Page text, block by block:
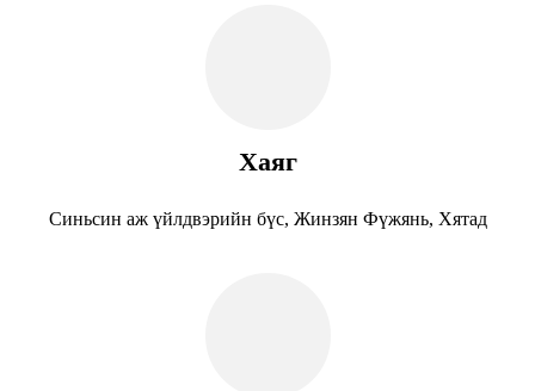
Хаяг
Синьсин аж үйлдвэрийн бүс, Жинзян Фүжянь, Хятад